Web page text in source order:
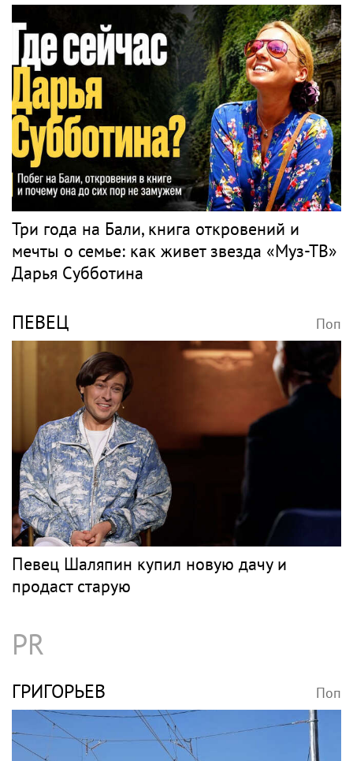
Три года на Бали, книга откровений и
мечты о семье: как живет звезда «Муз-ТВ»
Дарья Субботина
ПЕВЕЦ Поп
Певец Шаляпин купил новую дачу и
продаст старую
PR
ГРИГОРЬЕВ Поп